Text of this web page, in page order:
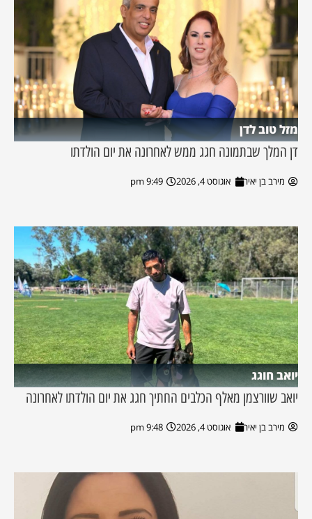
מזל טוב לדן
דן המלך שבתמונה חגג ממש לאחרונה את יום הולדתו
מירב בן יאיר אוגוסט 4, 2026 9:49 pm
יואב חוגג
יואב שוורצמן מאלף הכלבים החתיך חגג את יום הולדתו לאחרונה
מירב בן יאיר אוגוסט 4, 2026 9:48 pm